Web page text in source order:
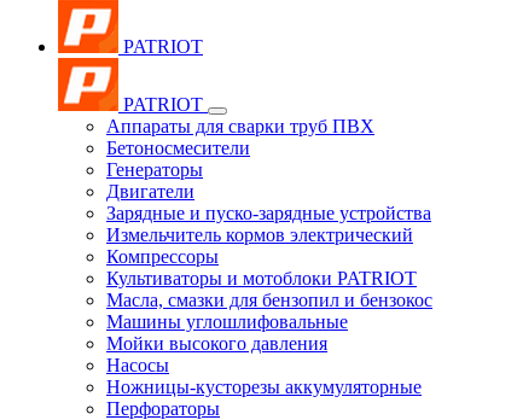
PATRIOT
PATRIOT
Аппараты для сварки труб ПВХ
Бетоносмесители
Генераторы
Двигатели
Зарядные и пуско-зарядные устройства
Измельчитель кормов электрический
Компрессоры
Культиваторы и мотоблоки PATRIOT
Масла, смазки для бензопил и бензокос
Машины углошлифовальные
Мойки высокого давления
Насосы
Ножницы-кусторезы аккумуляторные
Перфораторы